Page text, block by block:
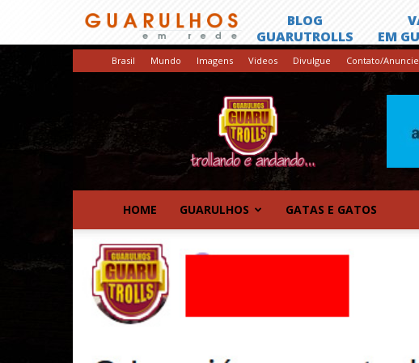
Brasil Mundo Imagens Videos Divulgue Contato/Anuncie
HOME GUARULHOS GATAS E GATOS